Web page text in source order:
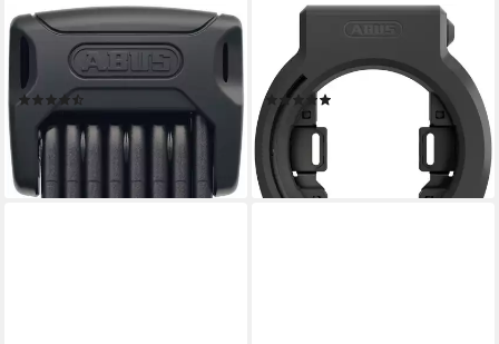
ABUS
Faltschloss Bordo 6000K SH
(mit Halterung)
ab 104,85 €
lieferbar - in 6-7 Werktagen bei dir
Rahmenschloss 6950M AM
NR BK XPlus GRANIT
ab 69,99 €
-12%
lieferbar - in 3-4 Werktagen bei dir